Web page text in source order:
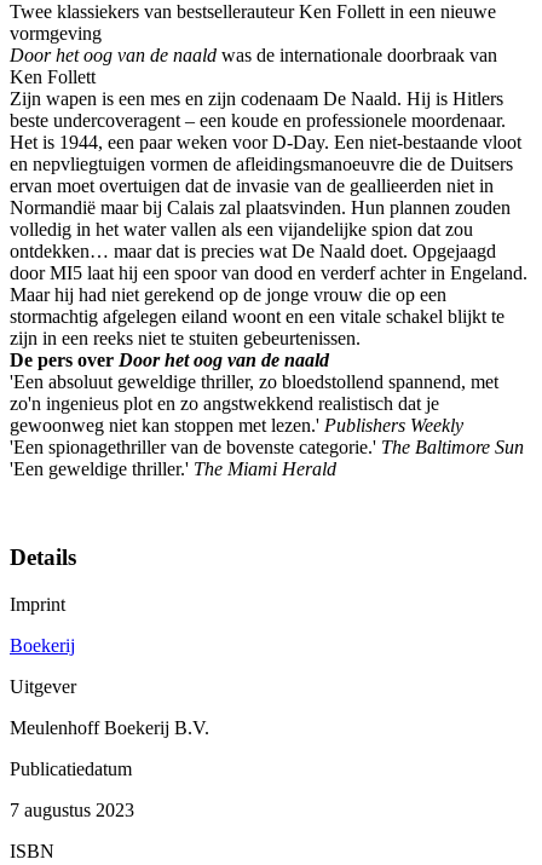
Twee klassiekers van bestsellerauteur Ken Follett in een nieuwe
vormgeving
Door het oog van de naald was de internationale doorbraak van
Ken Follett
Zijn wapen is een mes en zijn codenaam De Naald. Hij is Hitlers
beste undercoveragent – een koude en professionele moordenaar.
Het is 1944, een paar weken voor D-Day. Een niet-bestaande vloot
en nepvliegtuigen vormen de afleidingsmanoeuvre die de Duitsers
ervan moet overtuigen dat de invasie van de geallieerden niet in
Normandië maar bij Calais zal plaatsvinden. Hun plannen zouden
volledig in het water vallen als een vijandelijke spion dat zou
ontdekken… maar dat is precies wat De Naald doet. Opgejaagd
door MI5 laat hij een spoor van dood en verderf achter in Engeland.
Maar hij had niet gerekend op de jonge vrouw die op een
stormachtig afgelegen eiland woont en een vitale schakel blijkt te
zijn in een reeks niet te stuiten gebeurtenissen.
De pers over Door het oog van de naald
'Een absoluut geweldige thriller, zo bloedstollend spannend, met
zo'n ingenieus plot en zo angstwekkend realistisch dat je
gewoonweg niet kan stoppen met lezen.' Publishers Weekly
'Een spionagethriller van de bovenste categorie.' The Baltimore Sun
'Een geweldige thriller.' The Miami Herald
Details
Imprint
Boekerij
Uitgever
Meulenhoff Boekerij B.V.
Publicatiedatum
7 augustus 2023
ISBN